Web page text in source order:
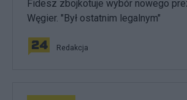
Fidesz zbojkotuje wybór nowego
Węgier. "Był ostatnim legalnym"
Redakcja